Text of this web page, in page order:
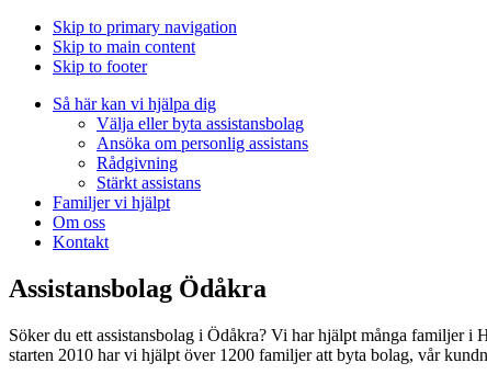
Skip to primary navigation
Skip to main content
Skip to footer
Så här kan vi hjälpa dig
Välja eller byta assistansbolag
Ansöka om personlig assistans
Rådgivning
Stärkt assistans
Familjer vi hjälpt
Om oss
Kontakt
Assistansbolag Ödåkra
Söker du ett assistansbolag i Ödåkra? Vi har hjälpt många familjer i
starten 2010 har vi hjälpt över 1200 familjer att byta bolag, vår